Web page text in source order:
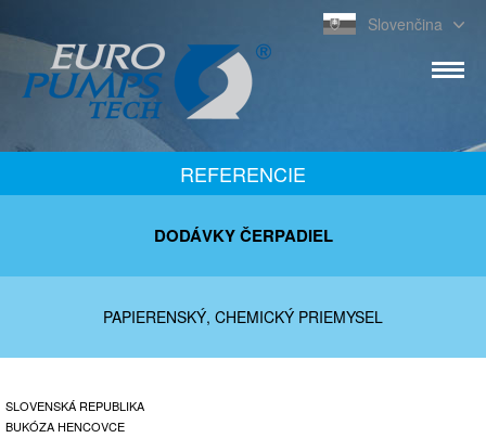
Slovenčina
REFERENCIE
DODÁVKY ČERPADIEL
PAPIERENSKÝ, CHEMICKÝ PRIEMYSEL
SLOVENSKÁ REPUBLIKA
BUKÓZA HENCOVCE